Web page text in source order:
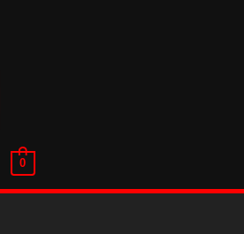
0